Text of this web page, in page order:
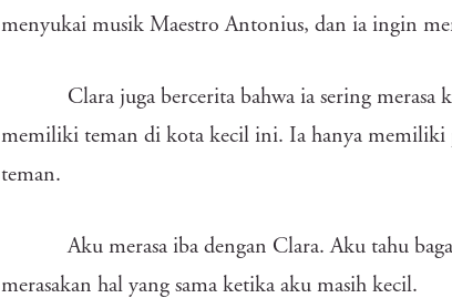
menyukai musik Maestro Antonius, dan ia ingin
Clara juga bercerita bahwa ia sering
memiliki teman di kota kecil ini. Ia hanya memiliki
teman.
Aku merasa iba dengan Clara. Aku tahu
merasakan hal yang sama ketika aku masih kecil.